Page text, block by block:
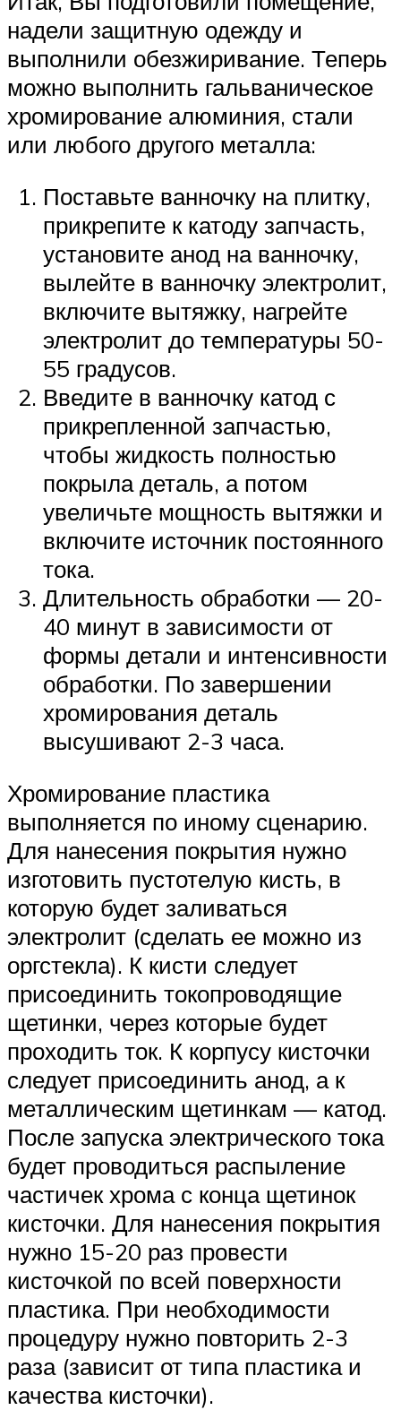
надели защитную одежду и
выполнили обезжиривание. Теперь
можно выполнить гальваническое
хромирование алюминия, стали
или любого другого металла:
Поставьте ванночку на плитку,
прикрепите к катоду запчасть,
установите анод на ванночку,
вылейте в ванночку электролит,
включите вытяжку, нагрейте
электролит до температуры 50-
55 градусов.
Введите в ванночку катод с
прикрепленной запчастью,
чтобы жидкость полностью
покрыла деталь, а потом
увеличьте мощность вытяжки и
включите источник постоянного
тока.
Длительность обработки — 20-
40 минут в зависимости от
формы детали и интенсивности
обработки. По завершении
хромирования деталь
высушивают 2-3 часа.
Хромирование пластика
выполняется по иному сценарию.
Для нанесения покрытия нужно
изготовить пустотелую кисть, в
которую будет заливаться
электролит (сделать ее можно из
оргстекла). К кисти следует
присоединить токопроводящие
щетинки, через которые будет
проходить ток. К корпусу кисточки
следует присоединить анод, а к
металлическим щетинкам — катод.
После запуска электрического тока
будет проводиться распыление
частичек хрома с конца щетинок
кисточки. Для нанесения покрытия
нужно 15-20 раз провести
кисточкой по всей поверхности
пластика. При необходимости
процедуру нужно повторить 2-3
раза (зависит от типа пластика и
качества кисточки).